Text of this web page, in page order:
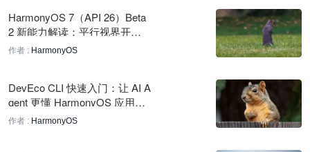
13 分钟前
SensorTower：Kimi 应用下载量近五倍增长，日活提升约 40%
Luma Labs 测试 Seedance 2.5 视频到视频功能，目前为 720p
54 分钟前
HarmonyOS 7（API 26）Beta
2 新能力解读：平行视界开启
大屏多任务新体验
作者 : HarmonyOS
DevEco CLI 快速入门：让 AI A
gent 更懂 HarmonyOS 应用开
发
作者 : HarmonyOS